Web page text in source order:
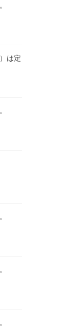
は定